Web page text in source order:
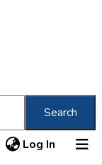
Search
Log In (current)